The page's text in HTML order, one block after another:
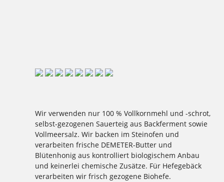
Wir verwenden nur 100 % Vollkornmehl und -schrot,
selbst-gezogenen Sauerteig aus Backferment sowie
Vollmeersalz. Wir backen im Steinofen und
verarbeiten frische DEMETER-Butter und
Blütenhonig aus kontrolliert biologischem Anbau
und keinerlei chemische Zusätze. Für Hefegebäck
verarbeiten wir frisch gezogene Biohefe.